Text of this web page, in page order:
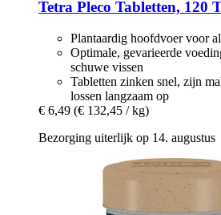
Tetra Pleco Tabletten, 120
Plantaardig hoofdvoer voor
Optimale, gevarieerde
schuwe vissen
Tabletten zinken snel, zijn
lossen langzaam op
€ 6,49 (€ 132,45 / kg)
Bezorging uiterlijk op 14. augustus